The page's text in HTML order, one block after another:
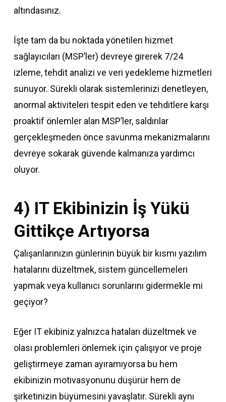
altındasınız.
İşte tam da bu noktada yönetilen hizmet
sağlayıcıları (MSP’ler) devreye girerek 7/24
izleme, tehdit analizi ve veri yedekleme hizmetleri
sunuyor. Sürekli olarak sistemlerinizi denetleyen,
anormal aktiviteleri tespit eden ve tehditlere karşı
proaktif önlemler alan MSP’ler, saldırılar
gerçekleşmeden önce savunma mekanizmalarını
devreye sokarak güvende kalmanıza yardımcı
oluyor.
4) IT Ekibinizin İş Yükü
Gittikçe Artıyorsa
Çalışanlarınızın günlerinin büyük bir kısmı yazılım
hatalarını düzeltmek, sistem güncellemeleri
yapmak veya kullanıcı sorunlarını gidermekle mi
geçiyor?
Eğer IT ekibiniz yalnızca hataları düzeltmek ve
olası problemleri önlemek için çalışıyor ve proje
geliştirmeye zaman ayıramıyorsa bu hem
ekibinizin motivasyonunu düşürür hem de
şirketinizin büyümesini yavaşlatır. Sürekli aynı